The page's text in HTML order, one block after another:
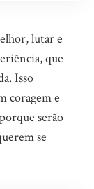
lutar e
que
Isso
coragem e
serão
se